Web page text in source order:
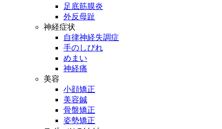
足底筋膜炎
外反母趾
神経症状
自律神経失調症
手のしびれ
めまい
神経痛
美容
小顔矯正
美容鍼
骨盤矯正
姿勢矯正